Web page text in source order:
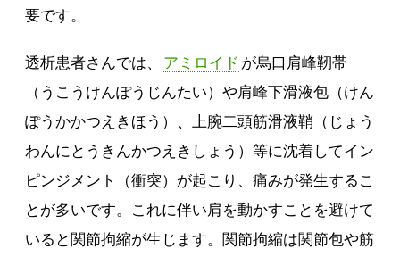
要です。
透析患者さんでは、 アミロイド が烏口肩峰靭帯
（うこうけんぽうじんたい）や肩峰下滑液包（けん
ぽうかかつえきほう）、上腕二頭筋滑液鞘（じょう
わんにとうきんかつえきしょう）等に沈着してイン
ピンジメント（衝突）が起こり、痛みが発生するこ
とが多いです。これに伴い肩を動かすことを避けて
いると関節拘縮が生じます。関節拘縮は関節包や筋